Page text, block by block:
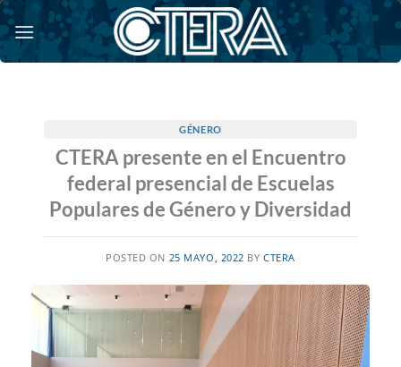
Saltar
al
contenido
GÉNERO
CTERA presente en el Encuentro
federal presencial de Escuelas
Populares de Género y Diversidad
POSTED ON 25 MAYO, 2022 BYCTERA